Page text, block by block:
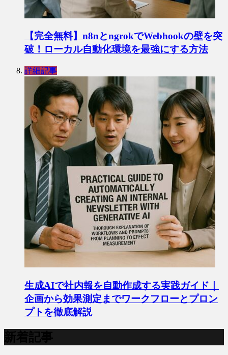
【完全無料】n8nとngrokでWebhookの壁を突
破！ローカル自動化環境を最強にする方法
詳細記事
生成AIで社内報を自動作成する実践ガイド｜
企画から効果測定までワークフローとプロン
プトを徹底解説
新着記事